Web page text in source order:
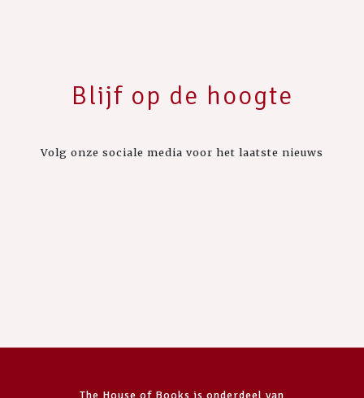
Blijf op de hoogte
Volg onze sociale media voor het laatste nieuws
The House of Books is onderdeel van